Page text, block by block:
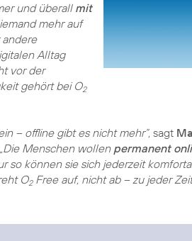
und überall mit
mehr auf
andere
Alltag
vor der
gehört bei O2
– offline gibt es nicht mehr“, sagt
„Die Menschen wollen permanent
so können sie sich jederzeit
O2Free auf, nicht ab – zu jeder